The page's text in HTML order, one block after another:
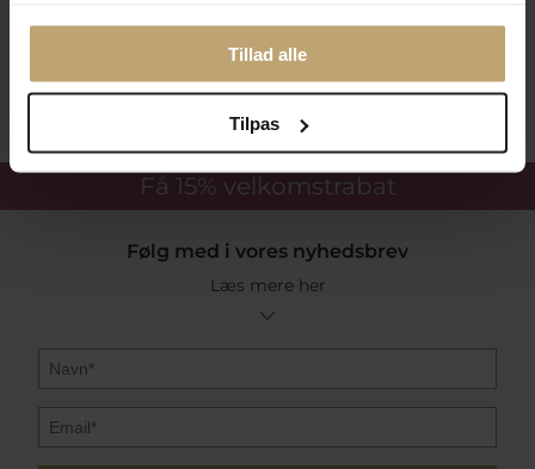
Tillad alle
Tilpas
Få 15% velkomstrabat
Følg med i vores nyhedsbrev
Læs mere her